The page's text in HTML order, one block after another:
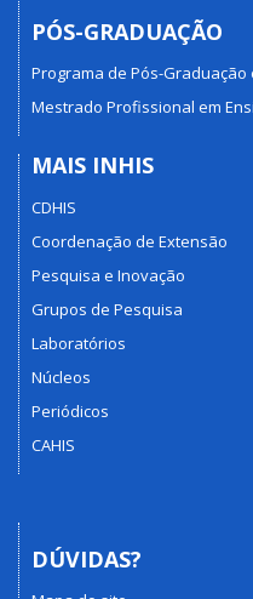
PÓS-GRADUAÇÃO
Programa de Pós-Graduação
Mestrado Profissional em
MAIS INHIS
CDHIS
Coordenação de Extensão
Pesquisa e Inovação
Grupos de Pesquisa
Laboratórios
Núcleos
Periódicos
CAHIS
DÚVIDAS?